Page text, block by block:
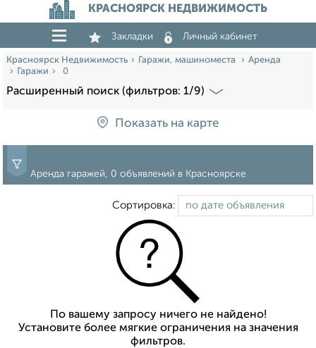
КРАСНОЯРСК НЕДВИЖИМОСТЬ
Закладки Личный кабинет
Красноярск Недвижимость Гаражи, машиноместа
Аренда
Гаражи
0
Расширенный поиск (фильтров: 1/9)
Показать на карте
Аренда гаражей, 0 объявлений в Красноярске
Сортировка:
По вашему запросу ничего не найдено!
Установите более мягкие ограничения на значения
фильтров.